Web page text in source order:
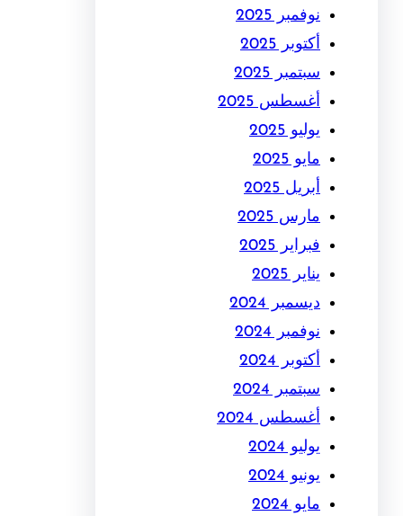
نوفمبر 2025
أكتوبر 2025
سبتمبر 2025
أغسطس 2025
يوليو 2025
مايو 2025
أبريل 2025
مارس 2025
فبراير 2025
يناير 2025
ديسمبر 2024
نوفمبر 2024
أكتوبر 2024
سبتمبر 2024
أغسطس 2024
يوليو 2024
يونيو 2024
مايو 2024